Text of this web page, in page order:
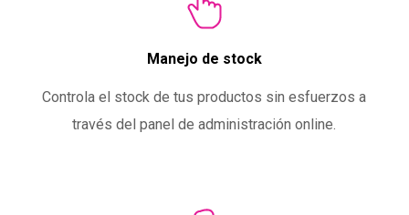
Manejo de stock
Controla el stock de tus productos sin esfuerzos a
través del panel de administración online.